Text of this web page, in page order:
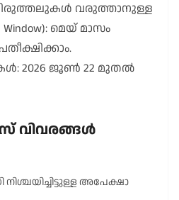
വരുത്താനുള്ള
മെയ് മാസം
2026 ജൂൺ 22 മുതൽ
വിവരങ്ങൾ
നിശ്ചയിച്ചിട്ടുള്ള അപേക്ഷാ